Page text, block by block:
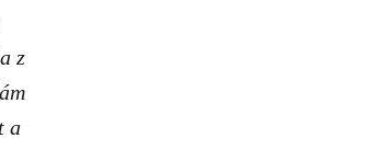
z
a